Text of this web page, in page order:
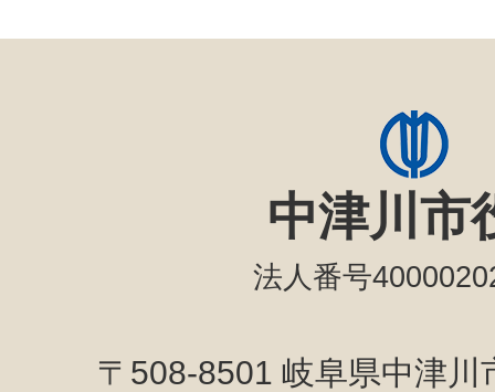
中津川市
法人番号
〒508-8501 岐阜県中津